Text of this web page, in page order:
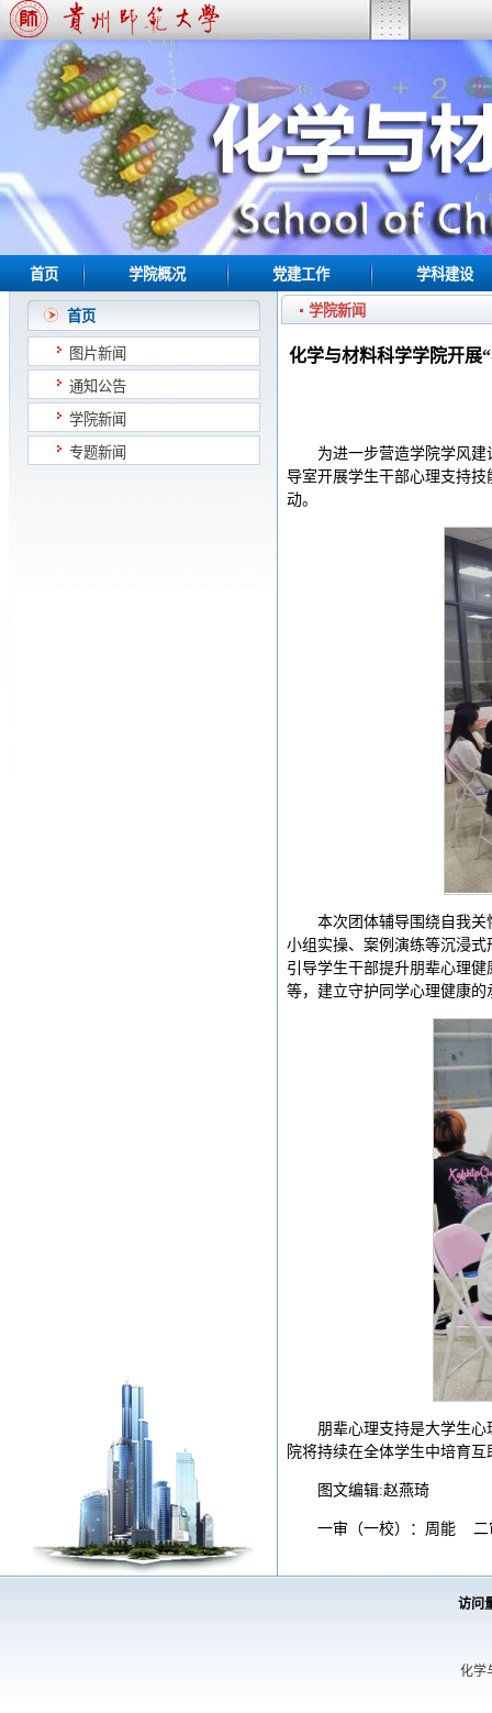
首页 学院概况 党建工作 学科建设
首页
图片新闻
通知公告
学院新闻
专题新闻
学院新闻
化学与材料科学学院开展
为进一步营造学院学风
导室开展学生干部心理支持
动。
本次团体辅导围绕自我
小组实操、案例演练等沉浸
引导学生干部提升朋辈心理
等，建立守护同学心理健康的
朋辈心理支持是大学生
院将持续在全体学生中培育
图文编辑:赵燕琦
一审（一校）：周能 二
访问
化学